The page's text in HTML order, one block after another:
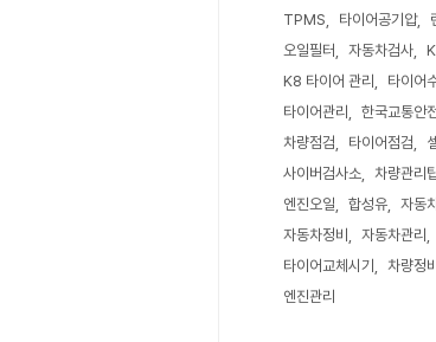
TPMS 타이어공기압
오일필터
자동차검사
K8 타이어 관리
타이어
타이어관리
한국교통안
차량점검
타이어점검
사이버검사소
차량관리
엔진오일
합성유
자동
자동차정비
자동차관리
타이어교체시기
차량정비
엔진관리